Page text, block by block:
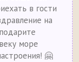
в гости
на
море
🤗